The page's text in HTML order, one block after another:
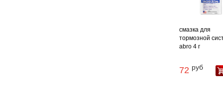
смазка для
тормозной
abro 4 г
72 руб